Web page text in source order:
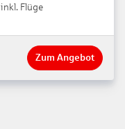
inkl. Flüge
Zum Angebot